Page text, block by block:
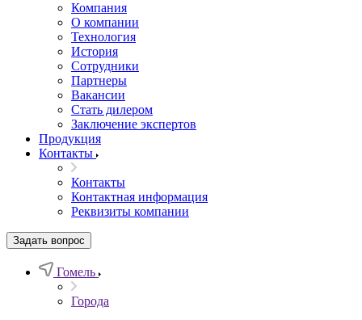
Компания
О компании
Технология
История
Сотрудники
Партнеры
Вакансии
Стать дилером
Заключение экспертов
Продукция
Контакты
Контакты
Контактная информация
Реквизиты компании
Задать вопрос
Гомель
Города